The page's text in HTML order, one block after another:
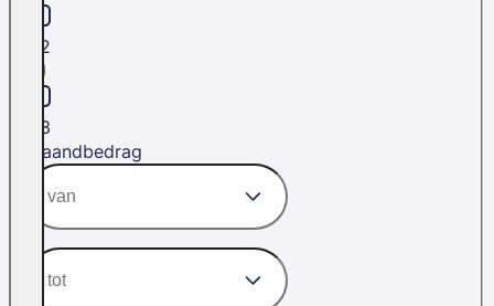
H2
H3
Maandbedrag